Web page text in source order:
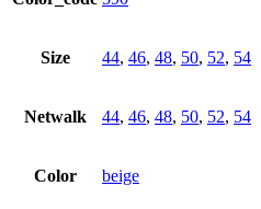
Size 44, 46, 48, 50, 52, 54
Netwalk 44, 46, 48, 50, 52, 54
Color beige